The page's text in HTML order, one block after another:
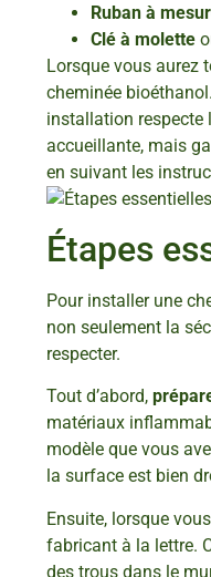
Ruban à
Clé à molette
Lorsque vous aurez
cheminée
installation respecte
accueillante, mais
en suivant les
Étapes
Pour installer une
non seulement la
respecter.
Tout d’abord,
matériaux
modèle que vous
la surface est bien
Ensuite, lorsque
fabricant à la lettre.
des trous dans le